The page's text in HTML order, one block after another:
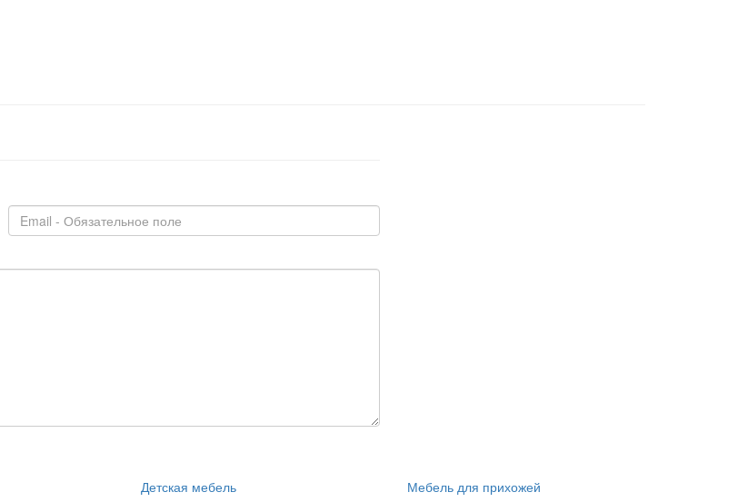
Детская мебель
Мебель для прихожей